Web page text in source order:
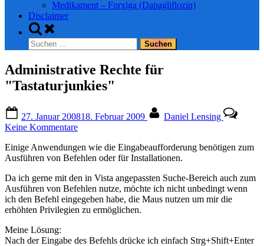
Medikament – Forxiga (Dapagliflozin)
Disclaimer
Toggle
search
form
Suchen
nach:
Administrative Rechte für
"Tastaturjunkies"
on
27. Januar 200818. Februar 2009
Daniel Lensing
Keine Kommentarezu
Rechte
für
Einige Anwendungen wie die Eingabeaufforderung benötigen zum
Ausführen von Befehlen oder für Installationen.
Da ich gerne mit den in Vista angepassten Suche-Bereich auch zum
Ausführen von Befehlen nutze, möchte ich nicht unbedingt wenn
ich den Befehl eingegeben habe, die Maus nutzen um mir die
erhöhten Privilegien zu ermöglichen.
Meine Lösung:
Nach der Eingabe des Befehls drücke ich einfach Strg+Shift+Enter